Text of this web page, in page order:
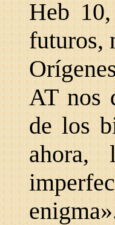
Heb
futuros,
AT nos
de los
ahora,